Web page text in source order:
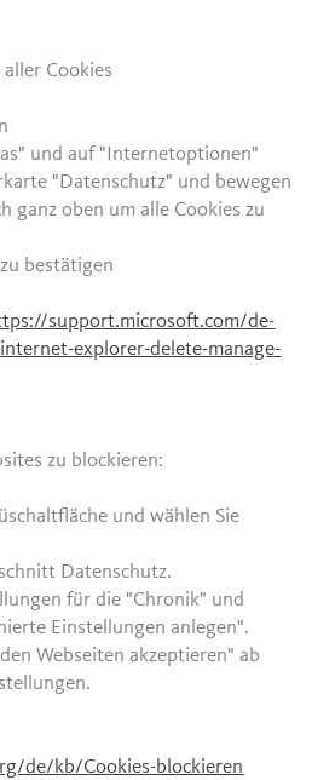
Cookies
und auf "Internetoptionen"
"Datenschutz" und bewegen
ganz oben um alle Cookies zu
bestätigen
support.microsoft.com/de-
explorer-delete-manage-
zu blockieren:
und wählen Sie
Datenschutz.
für die "Chronik" und
Einstellungen anlegen".
Webseiten akzeptieren" ab
de/kb/Cookies-blockieren